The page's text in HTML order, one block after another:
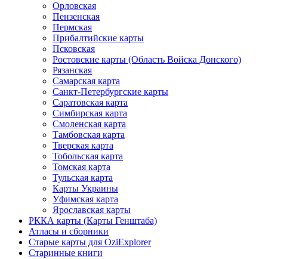
Орловская
Пензенская
Пермская
Прибалтийские карты
Псковская
Ростовские карты (Область Войска Донского)
Рязанская
Самарская карта
Санкт-Петербургские карты
Саратовская карта
Симбирская карта
Смоленская карта
Тамбовская карта
Тверская карта
Тобольская карта
Томская карта
Тульская карта
Карты Украины
Уфимская карта
Ярославская карты
РККА карты (Карты Генштаба)
Атласы и сборники
Старые карты для OziExplorer
Старинные книги